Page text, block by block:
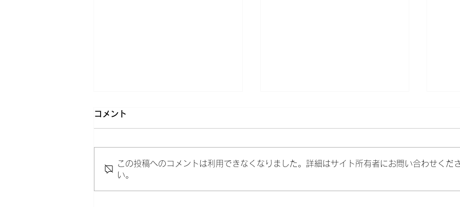
コメント
この投稿へのコメントは利用できなくなりました。詳細はサイト所有者にお問い合わせくだ
い。